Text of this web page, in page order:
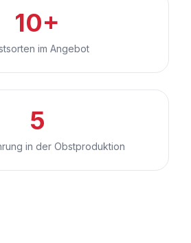
10+
im Angebot
5
in der Obstproduktion